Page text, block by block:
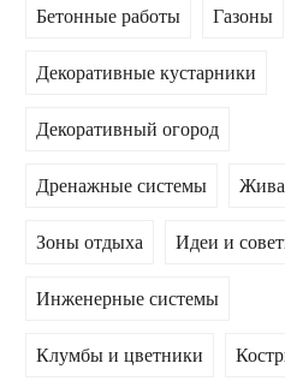
Бетонные работы Газоны
Декоративные кустарники
Декоративный огород
Дренажные системы
Зоны отдыха Идеи и
Инженерные системы
Клумбы и цветники